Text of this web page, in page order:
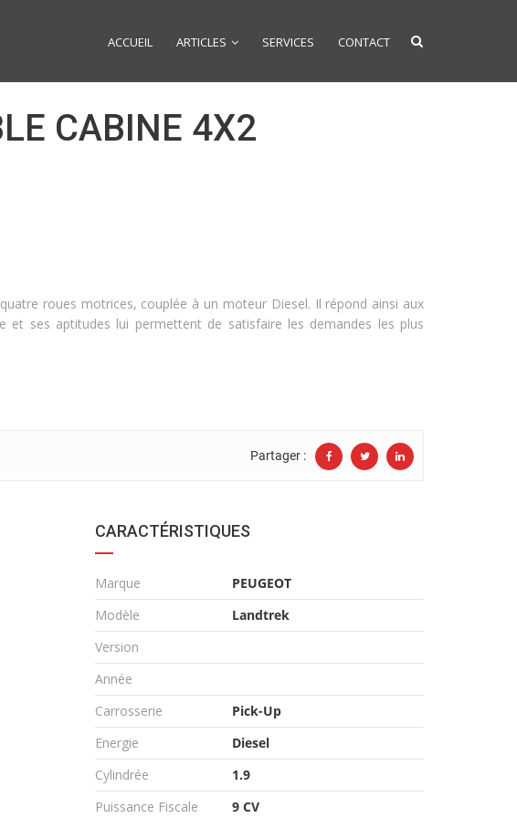
ACCUEIL ARTICLES SERVICES CONTACT
CABINE 4X2
roues motrices, couplée à un moteur Diesel. Il répond ainsi aux
et ses aptitudes lui permettent de satisfaire les demandes les plus
Partager :
CARACTÉRISTIQUES
Marque
PEUGEOT
Modèle
Landtrek
Version
Année
Carrosserie
Pick-Up
Energie
Diesel
Cylindrée
1.9
Puissance Fiscale
9 CV